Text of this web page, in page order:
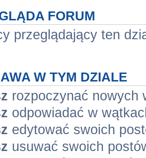
FORUM
przeglądający ten
W TYM DZIALE
rozpoczynać nowych
odpowiadać w
edytować swoich
usuwać swoich